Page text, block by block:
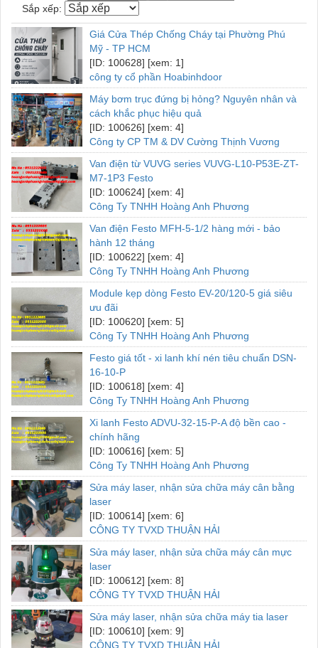
Sắp xếp:
Giá Cửa Thép Chống Cháy tại Phường Phú
Mỹ - TP HCM
[ID: 100628] [xem: 1]
công ty cổ phần Hoabinhdoor
Máy bơm trục đứng bị hỏng? Nguyên nhân và
cách khắc phục hiệu quả
[ID: 100626] [xem: 4]
Công ty CP TM & DV Cường Thịnh Vương
Van điện từ VUVG series VUVG-L10-P53E-ZT-
M7-1P3 Festo
[ID: 100624] [xem: 4]
Công Ty TNHH Hoàng Anh Phương
Van điện Festo MFH-5-1/2 hàng mới - bảo
hành 12 tháng
[ID: 100622] [xem: 4]
Công Ty TNHH Hoàng Anh Phương
Module kẹp dòng Festo EV-20/120-5 giá siêu
ưu đãi
[ID: 100620] [xem: 5]
Công Ty TNHH Hoàng Anh Phương
Festo giá tốt - xi lanh khí nén tiêu chuẩn DSN-
16-10-P
[ID: 100618] [xem: 4]
Công Ty TNHH Hoàng Anh Phương
Xi lanh Festo ADVU-32-15-P-A độ bền cao -
chính hãng
[ID: 100616] [xem: 5]
Công Ty TNHH Hoàng Anh Phương
Sửa máy laser, nhận sửa chữa máy cân bằng
laser
[ID: 100614] [xem: 6]
CÔNG TY TVXD THUẬN HẢI
Sửa máy laser, nhận sửa chữa máy cân mực
laser
[ID: 100612] [xem: 8]
CÔNG TY TVXD THUẬN HẢI
Sửa máy laser, nhận sửa chữa máy tia laser
[ID: 100610] [xem: 9]
CÔNG TY TVXD THUẬN HẢI